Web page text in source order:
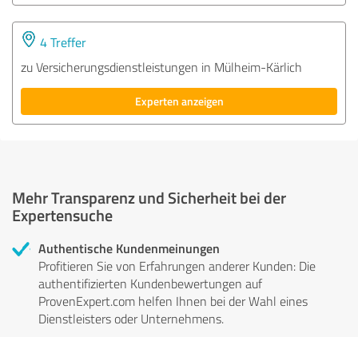
4 Treffer
zu Versicherungsdienstleistungen in Mülheim-Kärlich
Experten anzeigen
Mehr Transparenz und Sicherheit bei der
Expertensuche
Authentische Kundenmeinungen
Profitieren Sie von Erfahrungen anderer Kunden: Die
authentifizierten Kundenbewertungen auf
ProvenExpert.com helfen Ihnen bei der Wahl eines
Dienstleisters oder Unternehmens.